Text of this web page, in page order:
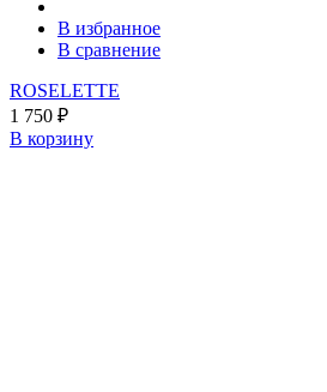
В избранное
В сравнение
ROSELETTE
1 750 ₽
В корзину